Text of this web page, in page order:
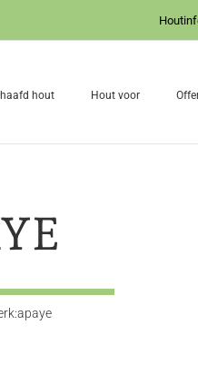
hout Hout voor
apaye